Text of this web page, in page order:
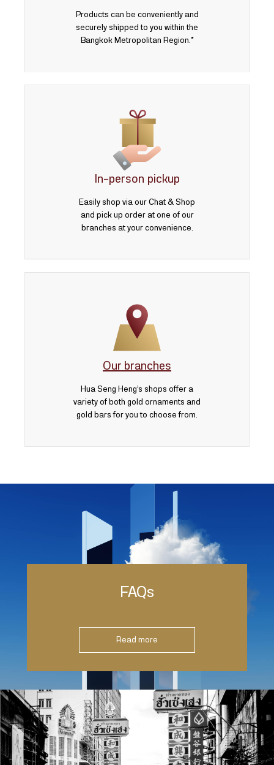
Products can be conveniently and
securely shipped to you within the
Bangkok Metropolitan Region.*
In-person pickup
Easily shop via our Chat & Shop
and pick up order at one of our
branches at your convenience.
Our branches
Hua Seng Heng’s shops offer a
variety of both gold ornaments and
gold bars for you to choose from.
FAQs
Read more